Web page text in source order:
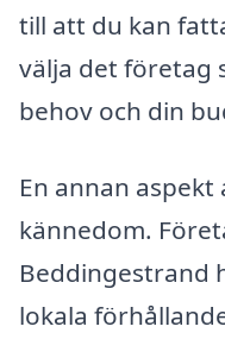
till att du kan
välja det företag
behov och din
En annan
kännedom.
Beddingestrand
lokala